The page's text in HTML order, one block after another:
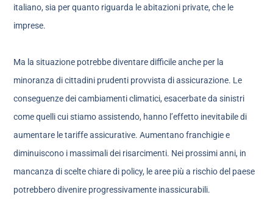
italiano, sia per quanto riguarda le abitazioni private, che le
imprese.
Ma la situazione potrebbe diventare difficile anche per la
minoranza di cittadini prudenti provvista di assicurazione. Le
conseguenze dei cambiamenti climatici, esacerbate da sinistri
come quelli cui stiamo assistendo, hanno l’effetto inevitabile di
aumentare le tariffe assicurative. Aumentano franchigie e
diminuiscono i massimali dei risarcimenti. Nei prossimi anni, in
mancanza di scelte chiare di policy, le aree più a rischio del paese
potrebbero divenire progressivamente inassicurabili.